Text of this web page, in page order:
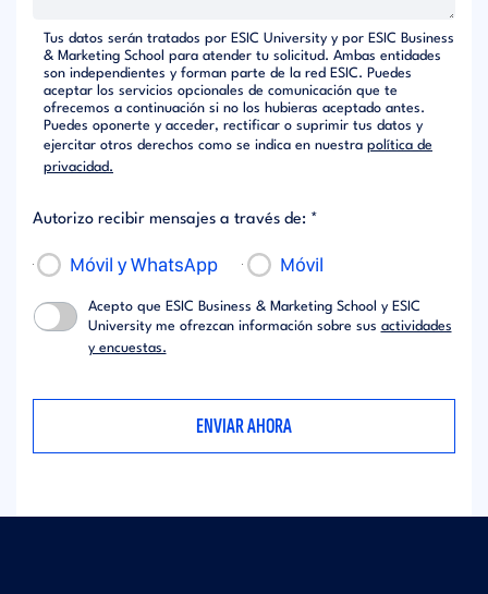
Tus datos serán tratados por ESIC University y por ESIC Business
& Marketing School para atender tu solicitud. Ambas entidades
son independientes y forman parte de la red ESIC. Puedes
aceptar los servicios opcionales de comunicación que te
ofrecemos a continuación si no los hubieras aceptado antes.
Puedes oponerte y acceder, rectificar o suprimir tus datos y
ejercitar otros derechos como se indica en nuestra política de
privacidad.
Autorizo recibir mensajes a través de: *
Móvil y WhatsApp Móvil
Acepto que ESIC Business & Marketing School y ESIC
University me ofrezcan información sobre sus actividades
y encuestas.